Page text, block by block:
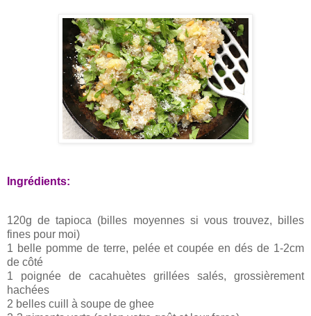
Ingrédients:
120g de tapioca (billes moyennes si vous trouvez, billes
fines pour moi)
1 belle pomme de terre, pelée et coupée en dés de 1-2cm
de côté
1 poignée de cacahuètes grillées salés, grossièrement
hachées
2 belles cuill à soupe de ghee